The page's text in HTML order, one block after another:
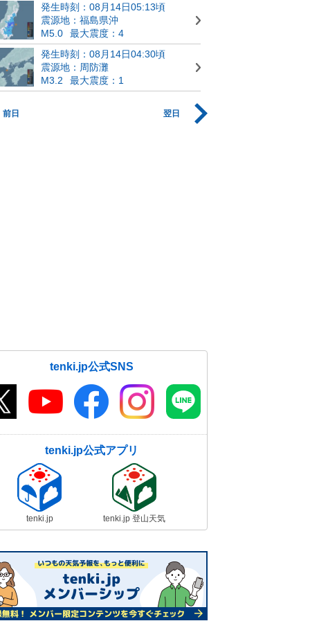
発生時刻：08月14日05:13頃
震源地：福島県沖
M5.0
最大震度：4
発生時刻：08月14日04:30頃
震源地：周防灘
M3.2
最大震度：1
前日 翌日
tenki.jp公式SNS
tenki.jp公式アプリ
tenki.jp tenki.jp 登山天気